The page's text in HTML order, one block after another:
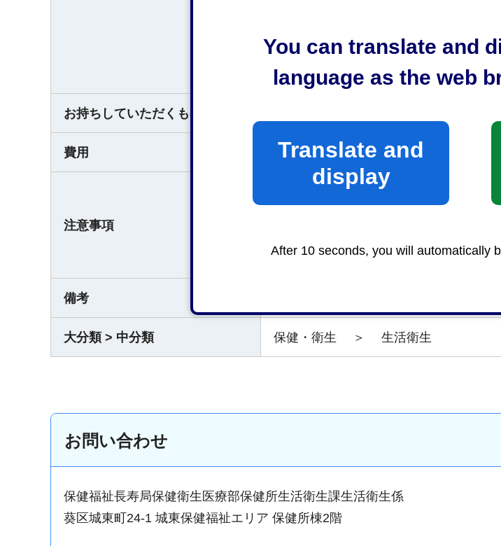
You can translate and
language as the web
Translate and
display
After 10 seconds, you will automatically
平日午前8時30分から午後5時15分ま
お持ちしていただくもの
費用 なし
注意事項
完了届出をした者は、当該工事につ
墓地の許可区域を複数工区に分けて
その他御不明な点は生活衛生課へお
備考
大分類 > 中分類 保健・衛生 ＞ 生活衛生
お問い合わせ
保健福祉長寿局保健衛生医療部保健所生活衛生課生活衛生係
葵区城東町24-1 城東保健福祉エリア 保健所棟2階